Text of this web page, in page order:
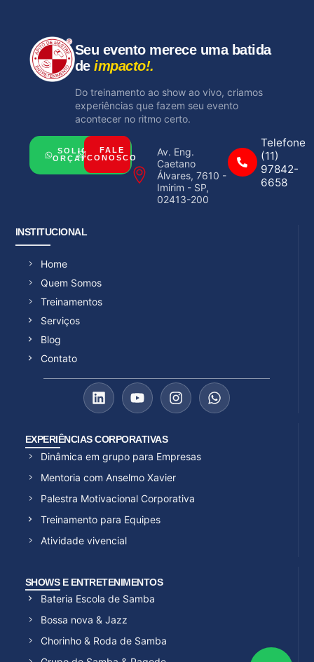
Seu evento merece uma batida
deimpacto!.
Do treinamento ao show ao vivo, criamos
experiências que fazem seu evento
acontecer no ritmo certo.
SOLICITAR
ORÇAMENTO
FALE
CONOSCO
Av. Eng.
Caetano
Álvares, 7610 -
Imirim - SP,
02413-200
Telefone
(11)
97842-
6658
INSTITUCIONAL
Home
Quem Somos
Treinamentos
Serviços
Blog
Contato
EXPERIÊNCIAS CORPORATIVAS
Dinâmica em grupo para Empresas
Mentoria com Anselmo Xavier
Palestra Motivacional Corporativa
Treinamento para Equipes
Atividade vivencial
SHOWS E ENTRETENIMENTOS
Bateria Escola de Samba
Bossa nova & Jazz
Chorinho & Roda de Samba